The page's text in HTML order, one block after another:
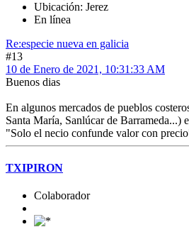
Ubicación: Jerez
En línea
Re:especie nueva en galicia
#13
10 de Enero de 2021, 10:31:33 AM
Buenos dias
En algunos mercados de pueblos
Santa María, Sanlúcar de Barrameda...)
"Solo el necio confunde valor con
TXIPIRON
Colaborador